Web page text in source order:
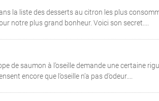
la liste des desserts au citron les plus
notre plus grand bonheur. Voici son secret....
de saumon à l’oseille demande une certaine
encore que l’oseille n’a pas d’odeur....